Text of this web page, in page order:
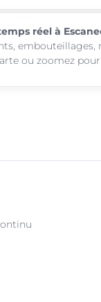
réel à
ou zoomez